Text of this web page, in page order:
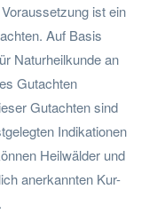
ist ein
Auf Basis
Naturheilkunde an
Gutachten
Gutachten sind
Indikationen
Heilwälder und
anerkannten Kur-